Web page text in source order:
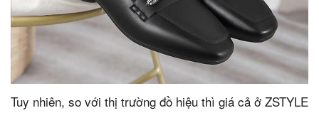
Tuy nhiên, so với thị trường đồ hiệu thì giá cả ở ZSTYLE